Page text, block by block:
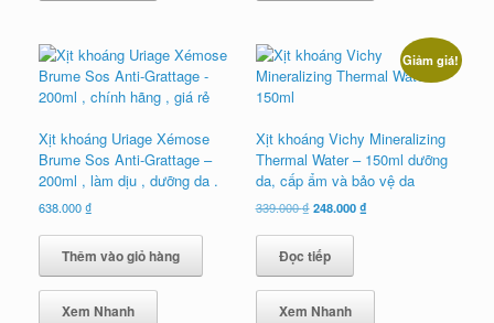
Xịt khoáng Uriage Xémose
Brume Sos Anti-Grattage –
200ml , làm dịu , dưỡng da .
638.000₫
Thêm vào giỏ hàng
Xem Nhanh
Giảm giá!
Xịt khoáng Vichy Mineralizing
Thermal Water – 150ml dưỡng
da, cấp ẩm và bảo vệ da
339.000₫ Giá
là:
339.000 ₫.
248.000₫Giá
Đọc tiếp
Xem Nhanh